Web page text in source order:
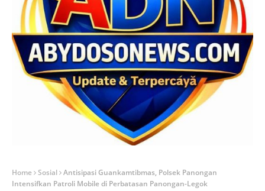
Home Sosial Antisipasi Guankamtibmas, Polsek Panongan
Intensifkan Patroli Mobile di Perbatasan Panongan-Legok